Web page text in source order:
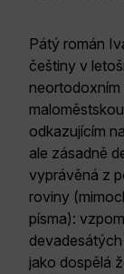
Pátý román
češtiny v
neortodoxním
odkazujícím na
ale zásadně
vyprávěná z
roviny
písma):
jako dospělá